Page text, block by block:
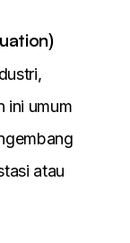
ini umum
atau